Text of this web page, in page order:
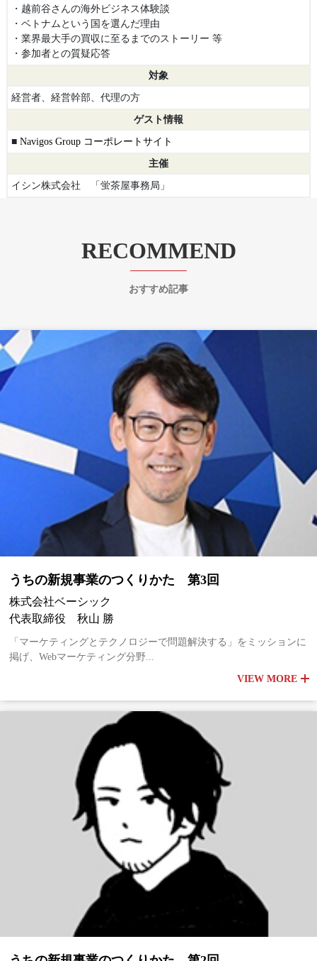
・越前谷さんの海外ビジネス体験談
・ベトナムという国を選んだ理由
・業界最大手の買収に至るまでのストーリー 等
・参加者との質疑応答
対象
経営者、経営幹部、代理の方
ゲスト情報
■ Navigos Group コーポレートサイト
主催
イシン株式会社 「蛍茶屋事務局」
RECOMMEND
おすすめ記事
うちの新規事業のつくりかた 第3回
株式会社ベーシック
代表取締役 秋山 勝
「マーケティングとテクノロジーで問題解決する」をミッションに
掲げ、Webマーケティング分野...
VIEW MORE